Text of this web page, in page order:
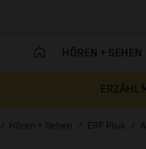
HÖREN + SEHEN
ERZÄHL
Startseite
Hören + Sehen ERF Plus